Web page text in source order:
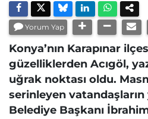
Yorum Yap
Konya’nın Karapınar
güzelliklerden Acıgöl,
uğrak noktası oldu.
serinleyen vatandaşların
Belediye Başkanı